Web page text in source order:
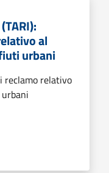
al
urbani
reclamo relativo